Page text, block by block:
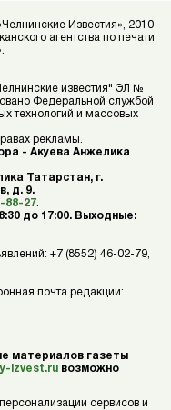
Известия», 2010-
агентства по печати
известия" ЭЛ №
Федеральной службой
технологий и массовых
рекламы.
- Акуева Анжелика
Татарстан, г.
д. 9.
88-27
до 17:00. Выходные:
+7 (8552) 46-02-79,
почта редакции:
материалов газеты
izvest.ru возможно
сервисов и